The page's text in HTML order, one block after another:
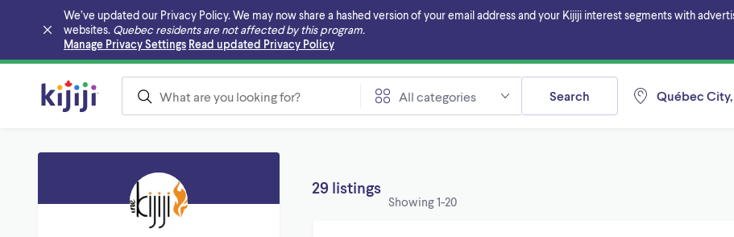
We’ve updated our Privacy Policy. We may now share a hashed version of your email address and your Kijiji interest segments with
websites. Quebec residents are not affected by this program.
Manage Privacy Settings Read updated Privacy Policy
Skip to main content
All categories Québec City,
Search
29 listings
Showing1-20